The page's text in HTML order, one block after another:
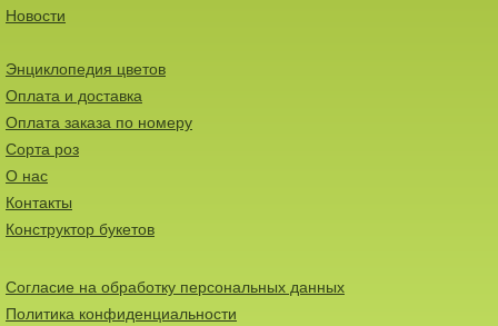
Новости
Энциклопедия цветов
Оплата и доставка
Оплата заказа по номеру
Сорта роз
О нас
Контакты
Конструктор букетов
Согласие на обработку персональных данных
Политика конфиденциальности